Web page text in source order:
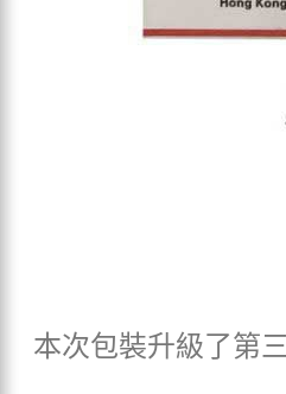
本次包裝升級了第